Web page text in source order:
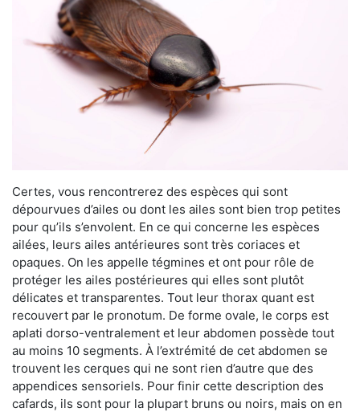
Certes, vous rencontrerez des espèces qui sont
dépourvues d’ailes ou dont les ailes sont bien trop petites
pour qu’ils s’envolent. En ce qui concerne les espèces
ailées, leurs ailes antérieures sont très coriaces et
opaques. On les appelle tégmines et ont pour rôle de
protéger les ailes postérieures qui elles sont plutôt
délicates et transparentes. Tout leur thorax quant est
recouvert par le pronotum. De forme ovale, le corps est
aplati dorso-ventralement et leur abdomen possède tout
au moins 10 segments. À l’extrémité de cet abdomen se
trouvent les cerques qui ne sont rien d’autre que des
appendices sensoriels. Pour finir cette description des
cafards, ils sont pour la plupart bruns ou noirs, mais on en